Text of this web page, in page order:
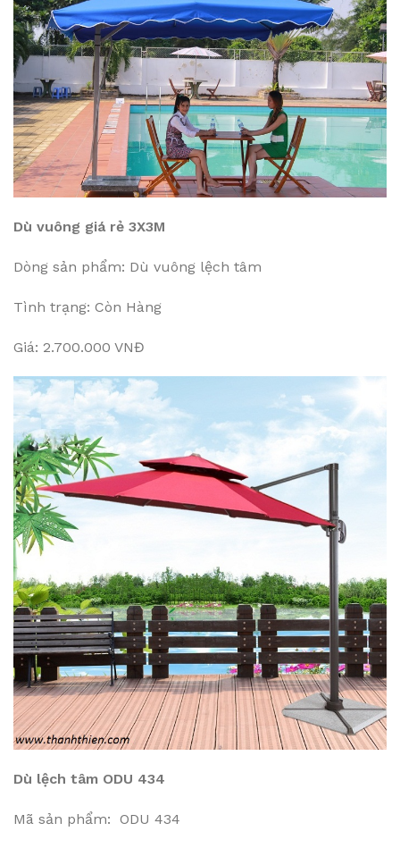
Dù vuông giá rẻ 3X3M
Dòng sản phẩm: Dù vuông lệch tâm
Tình trạng: Còn Hàng
Giá: 2.700.000 VNĐ
Dù lệch tâm ODU 434
Mã sản phẩm: ODU 434